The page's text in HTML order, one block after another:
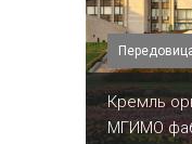
Кремль
МГИМО